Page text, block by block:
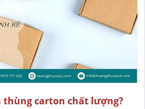
thùng carton chất lượng?